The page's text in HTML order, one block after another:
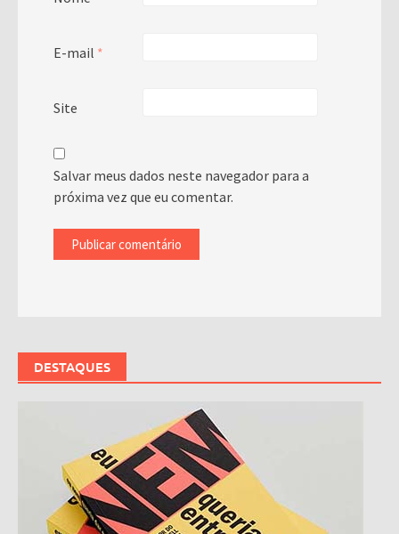
E-mail *
Site
Salvar meus dados neste navegador para a
próxima vez que eu comentar.
DESTAQUES